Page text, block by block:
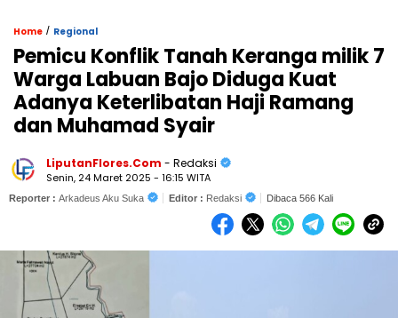
Home / Regional
Pemicu Konflik Tanah Keranga milik 7
Warga Labuan Bajo Diduga Kuat
Adanya Keterlibatan Haji Ramang
dan Muhamad Syair
LiputanFlores.Com - Redaksi
Senin, 24 Maret 2025 - 16:15 WITA
Reporter : Arkadeus Aku Suka Editor : Redaksi Dibaca 566 Kali